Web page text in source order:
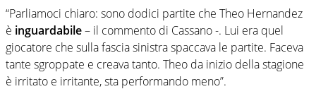
“Parliamoci chiaro: sono dodici partite che Theo Hernandez
è inguardabile– il commento di Cassano -. Lui era quel
giocatore che sulla fascia sinistra spaccava le partite. Faceva
tante sgroppate e creava tanto. Theo da inizio della stagione
è irritato e irritante, sta performando meno”.